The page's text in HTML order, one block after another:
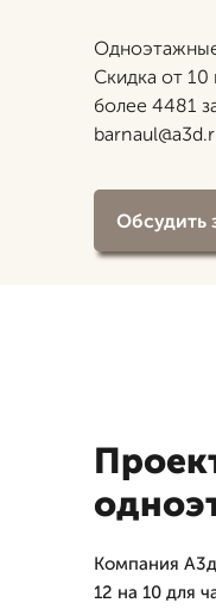
Скидка от
более 4481
Обсудить
Компания
12 на 10 для